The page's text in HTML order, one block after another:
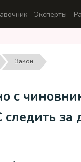
Эксперты
Закон
с
за